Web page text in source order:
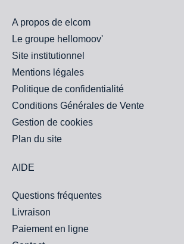
A propos de elcom
Le groupe hellomoov'
Site institutionnel
Mentions légales
Politique de confidentialité
Conditions Générales de Vente
Gestion de cookies
Plan du site
AIDE
Questions fréquentes
Livraison
Paiement en ligne